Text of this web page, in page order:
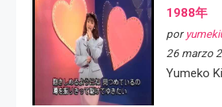
1988年
por
26 marzo
Yumeko